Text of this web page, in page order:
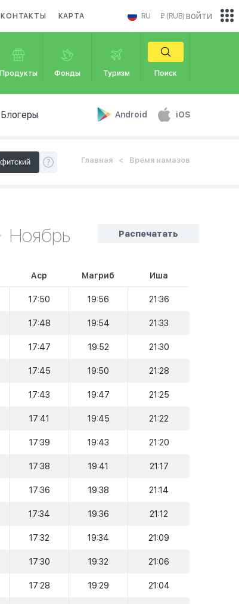
КОНТАКТЫ КАРТА RU ₽ (RUB)
Продукты Фонды Туризм Поиск
Блогеры Android iOS
войти
Главная Время намазов
Распечатать
Ноябрь
Аср Магриб Иша
17:50 19:56 21:36
17:48 19:54 21:33
17:47 19:52 21:30
17:45 19:50 21:28
17:43 19:47 21:25
17:41 19:45 21:22
17:39 19:43 21:20
17:38 19:41 21:17
17:36 19:38 21:14
17:34 19:36 21:12
17:32 19:34 21:09
17:30 19:32 21:06
17:28 19:29 21:04